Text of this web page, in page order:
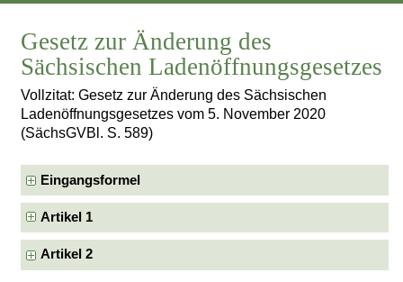
Gesetz zur Änderung des
Sächsischen Ladenöffnungsgesetzes
Vollzitat: Gesetz zur Änderung des Sächsischen
Ladenöffnungsgesetzes vom 5. November 2020
(SächsGVBl. S. 589)
Eingangsformel
Artikel 1
Artikel 2